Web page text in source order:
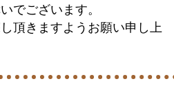
でございます。
頂きますようお願い申し上